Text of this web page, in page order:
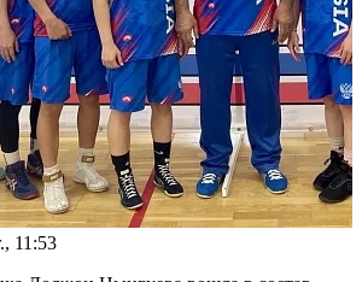
11:53